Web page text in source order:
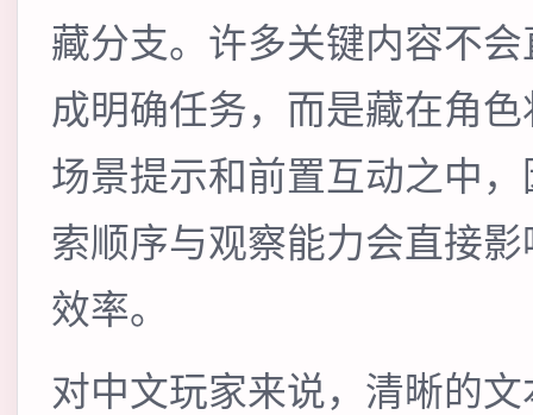
藏分支。许多关键内容不
成明确任务，而是藏在角
场景提示和前置互动之中
索顺序与观察能力会直接
效率。
对中文玩家来说，清晰的